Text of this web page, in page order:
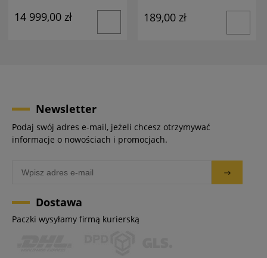
14 999,00 zł 189,00 zł
Newsletter
Podaj swój adres e-mail, jeżeli chcesz otrzymywać
informacje o nowościach i promocjach.
Dostawa
Paczki wysyłamy firmą kurierską